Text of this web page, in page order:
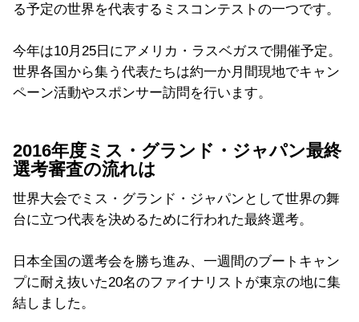
る予定の世界を代表するミスコンテストの一つです。
今年は10月25日にアメリカ・ラスベガスで開催予定。
世界各国から集う代表たちは約一か月間現地でキャン
ペーン活動やスポンサー訪問を行います。
2016年度ミス・グランド・ジャパン最終
選考審査の流れは
世界大会でミス・グランド・ジャパンとして世界の舞
台に立つ代表を決めるために行われた最終選考。
日本全国の選考会を勝ち進み、一週間のブートキャン
プに耐え抜いた20名のファイナリストが東京の地に集
結しました。